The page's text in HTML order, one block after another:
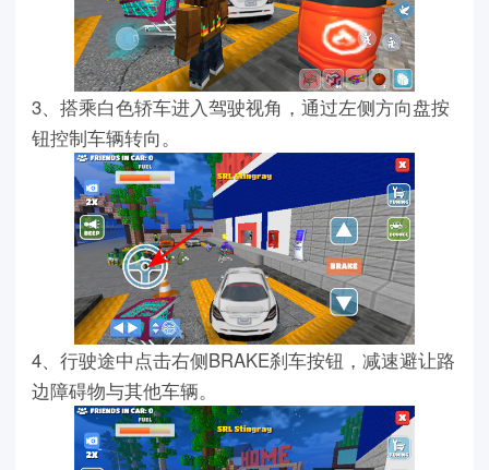
3、搭乘白色轿车进入驾驶视角，通过左侧方向盘按
钮控制车辆转向。
4、行驶途中点击右侧BRAKE刹车按钮，减速避让路
边障碍物与其他车辆。